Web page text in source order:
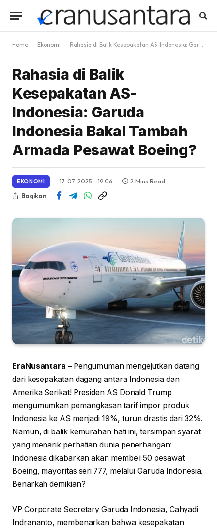
Home - Ekonomi - Rahasia di Balik Kesepakatan AS-Indonesia: Garuda Indonesia Bakal Tambah Armada Pesawat Boeing?
Rahasia di Balik
Kesepakatan AS-
Indonesia: Garuda
Indonesia Bakal Tambah
Armada Pesawat Boeing?
EKONOMI 17-07-2025 - 19.06
2 Mins Read
Bagikan
EraNusantara –Pengumuman mengejutkan datang
dari kesepakatan dagang antara Indonesia dan
Amerika Serikat! Presiden AS Donald Trump
mengumumkan pemangkasan tarif impor produk
Indonesia ke AS menjadi 19%, turun drastis dari 32%.
Namun, di balik kemurahan hati ini, tersimpan syarat
yang menarik perhatian dunia penerbangan:
Indonesia dikabarkan akan membeli 50 pesawat
Boeing, mayoritas seri 777, melalui Garuda Indonesia.
Benarkah demikian?
VP Corporate Secretary Garuda Indonesia, Cahyadi
Indrananto, membenarkan bahwa kesepakatan